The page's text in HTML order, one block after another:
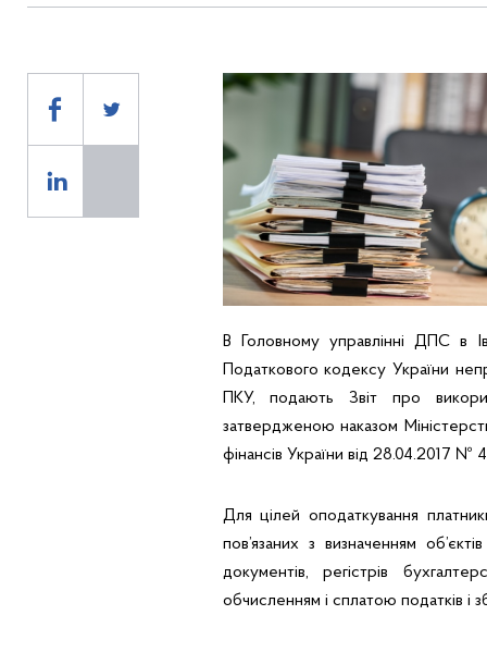
В Головному управлінні ДПС в
Податкового кодексу України
ПКУ, подають Звіт про
затвердженою наказом
фінансів України від 28.04.2017 №
Для цілей оподаткування
пов’язаних з визначенням
документів, регістрів
обчисленням і сплатою податків і